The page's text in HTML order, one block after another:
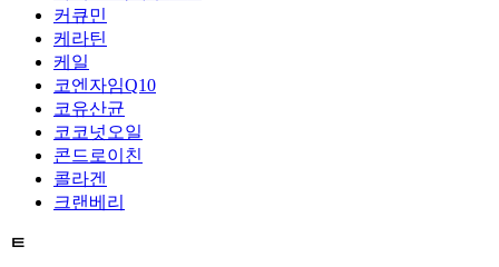
커큐민
케라틴
케일
코엔자임Q10
코유산균
코코넛오일
콘드로이친
콜라겐
크랜베리
ㅌ